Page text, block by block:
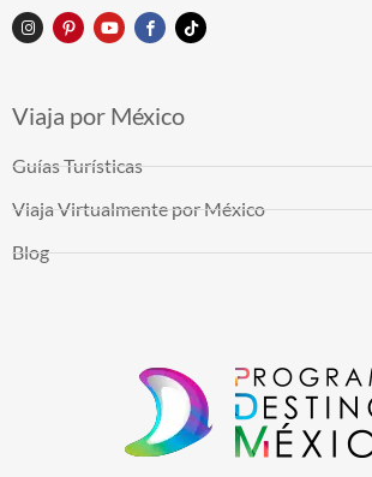
Viaja por México
Guías Turísticas
Viaja Virtualmente por México
Blog